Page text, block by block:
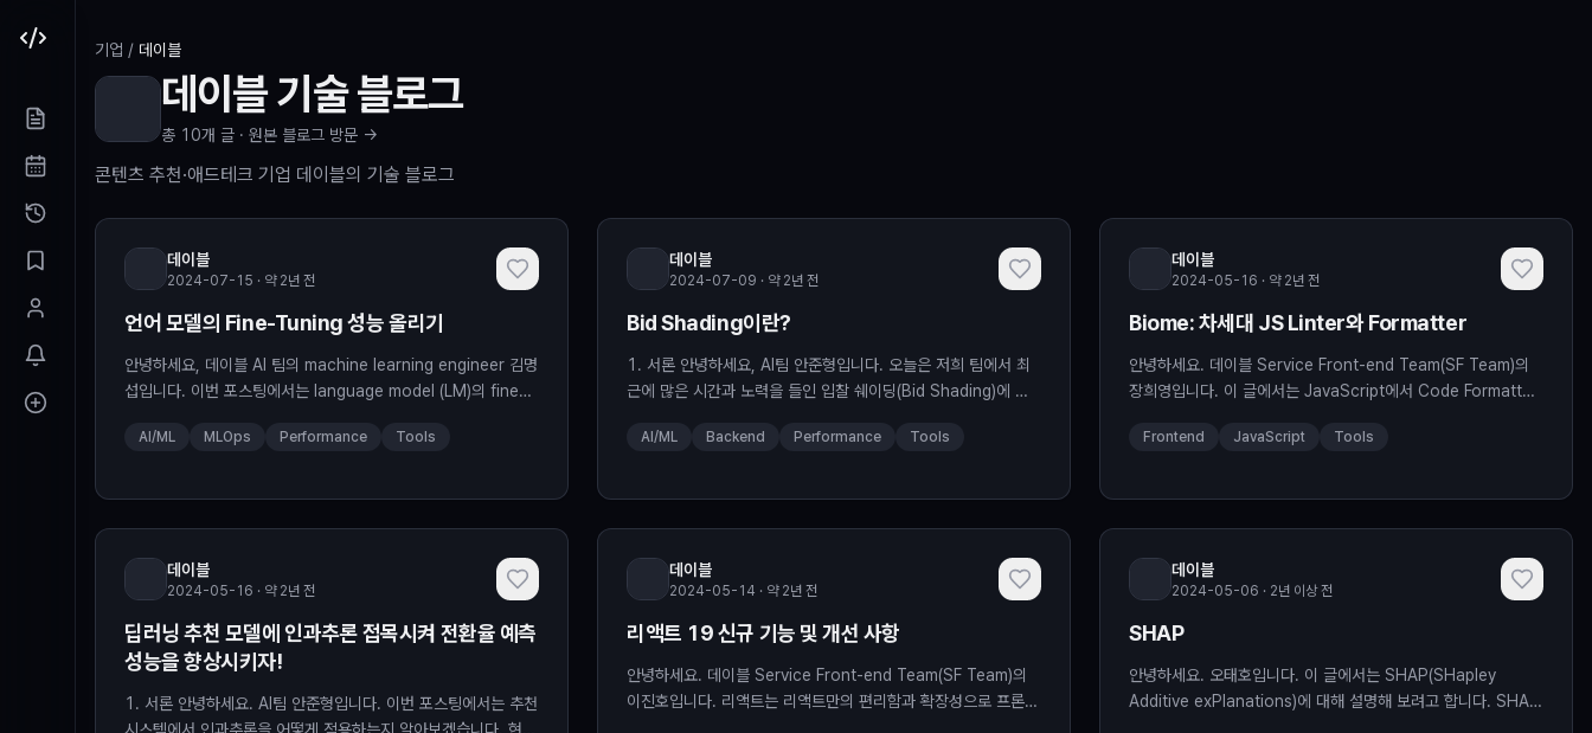
본문 바로가기
기업 / 데이블
데이블기술 블로그
총 10개 글 · 원본 블로그 방문 →
콘텐츠 추천·애드테크 기업 데이블의 기술 블로그
데이블
2024-07-15 · 약 2년 전
언어 모델의 Fine-Tuning 성능 올리기
안녕하세요, 데이블 AI 팀의 machine learning engineer 김명
섭입니다. 이번 포스팅에서는 language model (LM)의 fine
고자 합니다. LM의 fine-tuning 성능을 더욱 향상시키는 다양한
매우 상세한 내용보다는 어떠한 방법론이 존재하는지에 초점을
AI/ML MLOps Performance Tools
데이블
2024-07-09 · 약 2년 전
Bid Shading이란?
1. 서론 안녕하세요, AI팀 안준형입니다. 오늘은 저희 팀에서 최
근에 많은 시간과 노력을 들인 입찰 쉐이딩(Bid Shading)에 대
인 광고에서 직접 판매되지 않는 재고는 주로 실시간 입찰(RTB)
2등 가격 경매(Second-price Auction, SPA)가 주로 사용되
AI/ML Backend Performance Tools
데이블
2024-05-16 · 약 2년 전
Biome: 차세대 JS Linter와 Formatter
안녕하세요. 데이블 Service Front-end Team(SF Team)의
장희영입니다. 이 글에서는 JavaScript에서 Code Formatter
보려고 합니다. 들어가기 전에… 혹시 Prettier라는 Code
용하는 개발자라면 모를 수가 없을 것으로 생각합니다. Prettier
Frontend JavaScript Tools
데이블
2024-05-16 · 약 2년 전
딥러닝 추천 모델에 인과추론 접목시켜 전환율 예측
성능을 향상시키자!
1. 서론 안녕하세요. AI팀 안준형입니다. 이번 포스팅에서는 추천
데이블
2024-05-14 · 약 2년 전
리액트 19 신규 기능 및 개선 사항
안녕하세요. 데이블 Service Front-end Team(SF Team)의
이진호입니다. 리액트는 리액트만의 편리함과 확장성으로 프론트
데이블
2024-05-06 · 2년 이상 전
SHAP
안녕하세요. 오태호입니다. 이 글에서는 SHAP(SHapley
Additive exPlanations)에 대해 설명해 보려고 합니다. SHAP